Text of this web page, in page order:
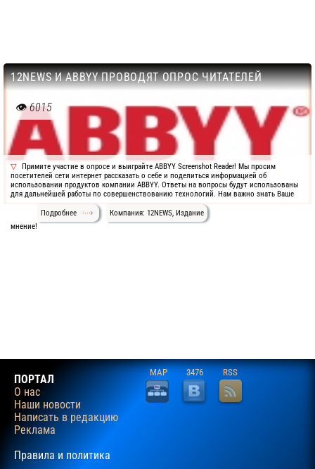
12NEWS И ABBYY ПРОВОДЯТ ОПРОС ЧИТАТЕЛЕЙ
6015
Примите участие в опросе и выиграйте ABBYY Screenshot Reader! Мы просим
посетителей сети интернет рассказать о себе и поделиться информацией об
использовании продуктов компании ABBYY. Ответы на вопросы будут использованы
для дальнейшей работы по совершенствованию технологий. Нам важно знать Ваше
мнение!
Подробнее Компания: 12NEWS, Издание
ПОРТАЛ
О нас
Наши новости
Написать в редакцию
Реклама
Правила и политика
MAP 3476 RSS